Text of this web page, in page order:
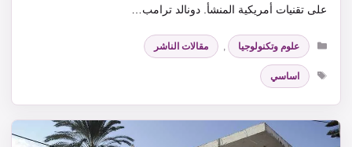
على تقنيات أمريكية المنشأ. دونالد ترامب…
التصنيفات
علوم وتكنولوجيا ,
مقالات الناشر
الوسوم
اساسي